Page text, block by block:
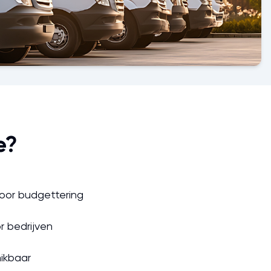
budgettering
bedrijven